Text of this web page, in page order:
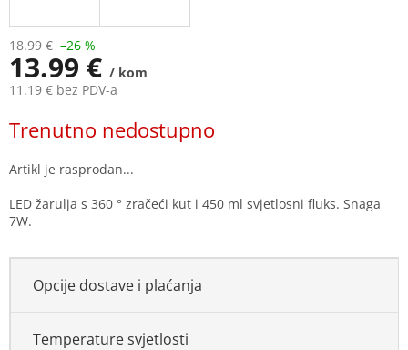
18.99 € –26 %
13.99 € / kom
11.19 € bez PDV-a
price:
Trenutno nedostupno
LED žarulja s 360 ° zračeći kut i 450 ml svjetlosni fluks. Snaga
7W.
Opcije dostave i plaćanja
Temperature svjetlosti